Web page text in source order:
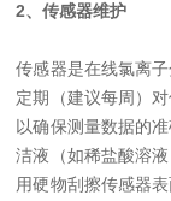
2、传感器维护
传感器是在线氯离
定期（建议每周）
以确保测量数据的
洁液（如稀盐酸溶
用硬物刮擦传感器